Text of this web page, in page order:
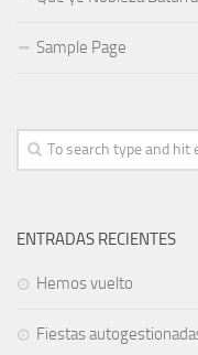
Sample Page
ENTRADAS RECIENTES
Hemos vuelto
Fiestas